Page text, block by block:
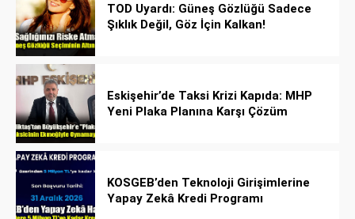
TOD Uyardı: Güneş Gözlüğü Sadece
Şıklık Değil, Göz İçin Kalkan!
Eskişehir’de Taksi Krizi Kapıda: MHP
Yeni Plaka Planına Karşı Çözüm
KOSGEB’den Teknoloji Girişimlerine
Yapay Zekâ Kredi Programı